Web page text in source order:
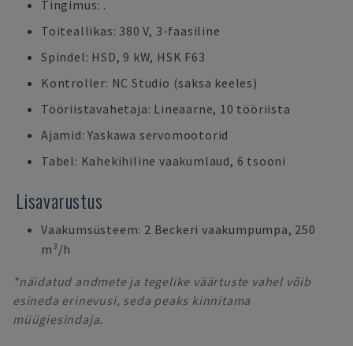
Tingimus: .
Toiteallikas: 380 V, 3-faasiline
Spindel: HSD, 9 kW, HSK F63
Kontroller: NC Studio (saksa keeles)
Tööriistavahetaja: Lineaarne, 10 tööriista
Ajamid: Yaskawa servomootorid
Tabel: Kahekihiline vaakumlaud, 6 tsooni
Lisavarustus
Vaakumsüsteem: 2 Beckeri vaakumpumpa, 250
m³/h
*näidatud andmete ja tegelike väärtuste vahel võib
esineda erinevusi, seda peaks kinnitama
müügiesindaja.